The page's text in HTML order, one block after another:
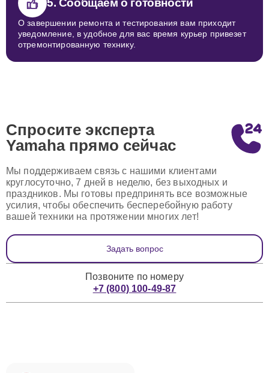
5. Сообщаем о готовности
О завершении ремонта и тестирования вам приходит
уведомление, в удобное для вас время курьер привезет
отремонтированную технику.
Спросите эксперта
Yamaha прямо сейчас
Мы поддерживаем связь с нашими клиентами
круглосуточно, 7 дней в неделю, без выходных и
праздников. Мы готовы предпринять все возможные
усилия, чтобы обеспечить бесперебойную работу
вашей техники на протяжении многих лет!
Задать вопрос
Позвоните по номеру
+7 (800) 100-49-87